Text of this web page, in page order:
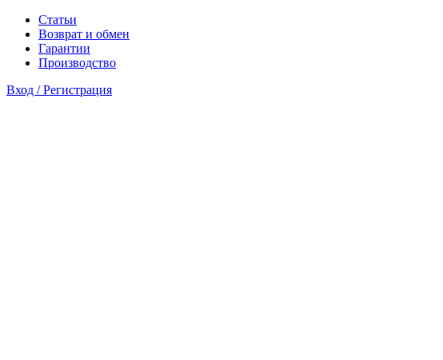
Статьи
Возврат и обмен
Гарантии
Производство
Вход / Регистрация